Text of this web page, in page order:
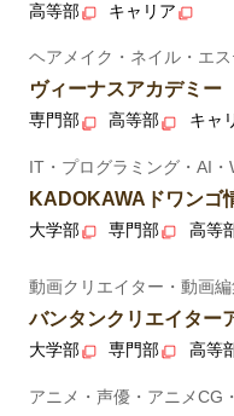
高等部 キャリア
ヘアメイク・ネイル・エ
ヴィーナスアカデミー
専門部 高等部 キャ
IT・プログラミング・AI・
KADOKAWAドワンゴ
大学部 専門部 高等
動画クリエイター・動画
バンタンクリエイター
大学部 専門部 高等
アニメ・声優・アニメCG